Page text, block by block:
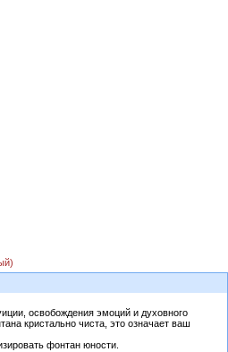
освобождения эмоций и духовного
кристально чиста, это означает ваш
фонтан юности.